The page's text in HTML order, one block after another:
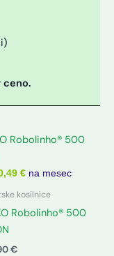
ceno.
€ na mesec
kosilnice
Robolinho® 500
€